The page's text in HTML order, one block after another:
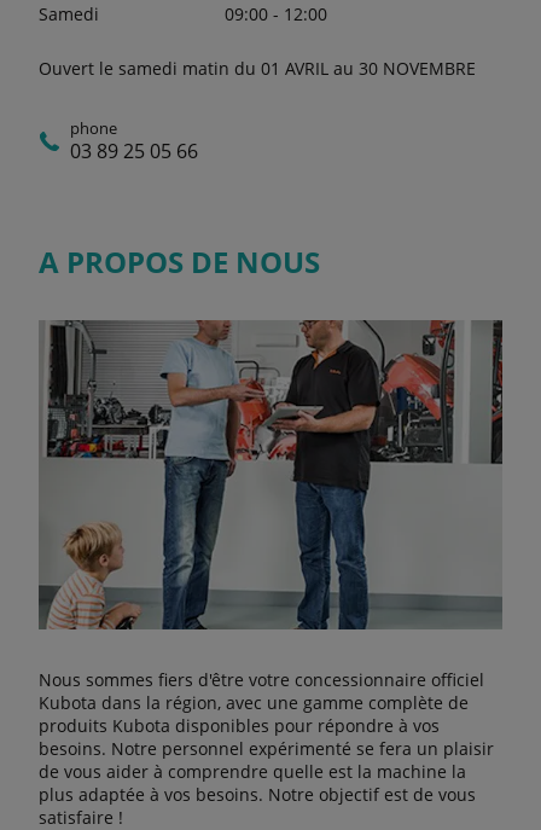
Samedi
09:00 - 12:00
Ouvert le samedi matin du 01 AVRIL au 30 NOVEMBRE
phone
03 89 25 05 66
A PROPOS DE NOUS
Nous sommes fiers d'être votre concessionnaire officiel
Kubota dans la région, avec une gamme complète de
produits Kubota disponibles pour répondre à vos
besoins. Notre personnel expérimenté se fera un plaisir
de vous aider à comprendre quelle est la machine la
plus adaptée à vos besoins. Notre objectif est de vous
satisfaire !